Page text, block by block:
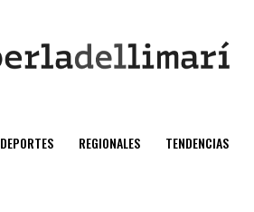
DEPORTES REGIONALES TENDENCIAS